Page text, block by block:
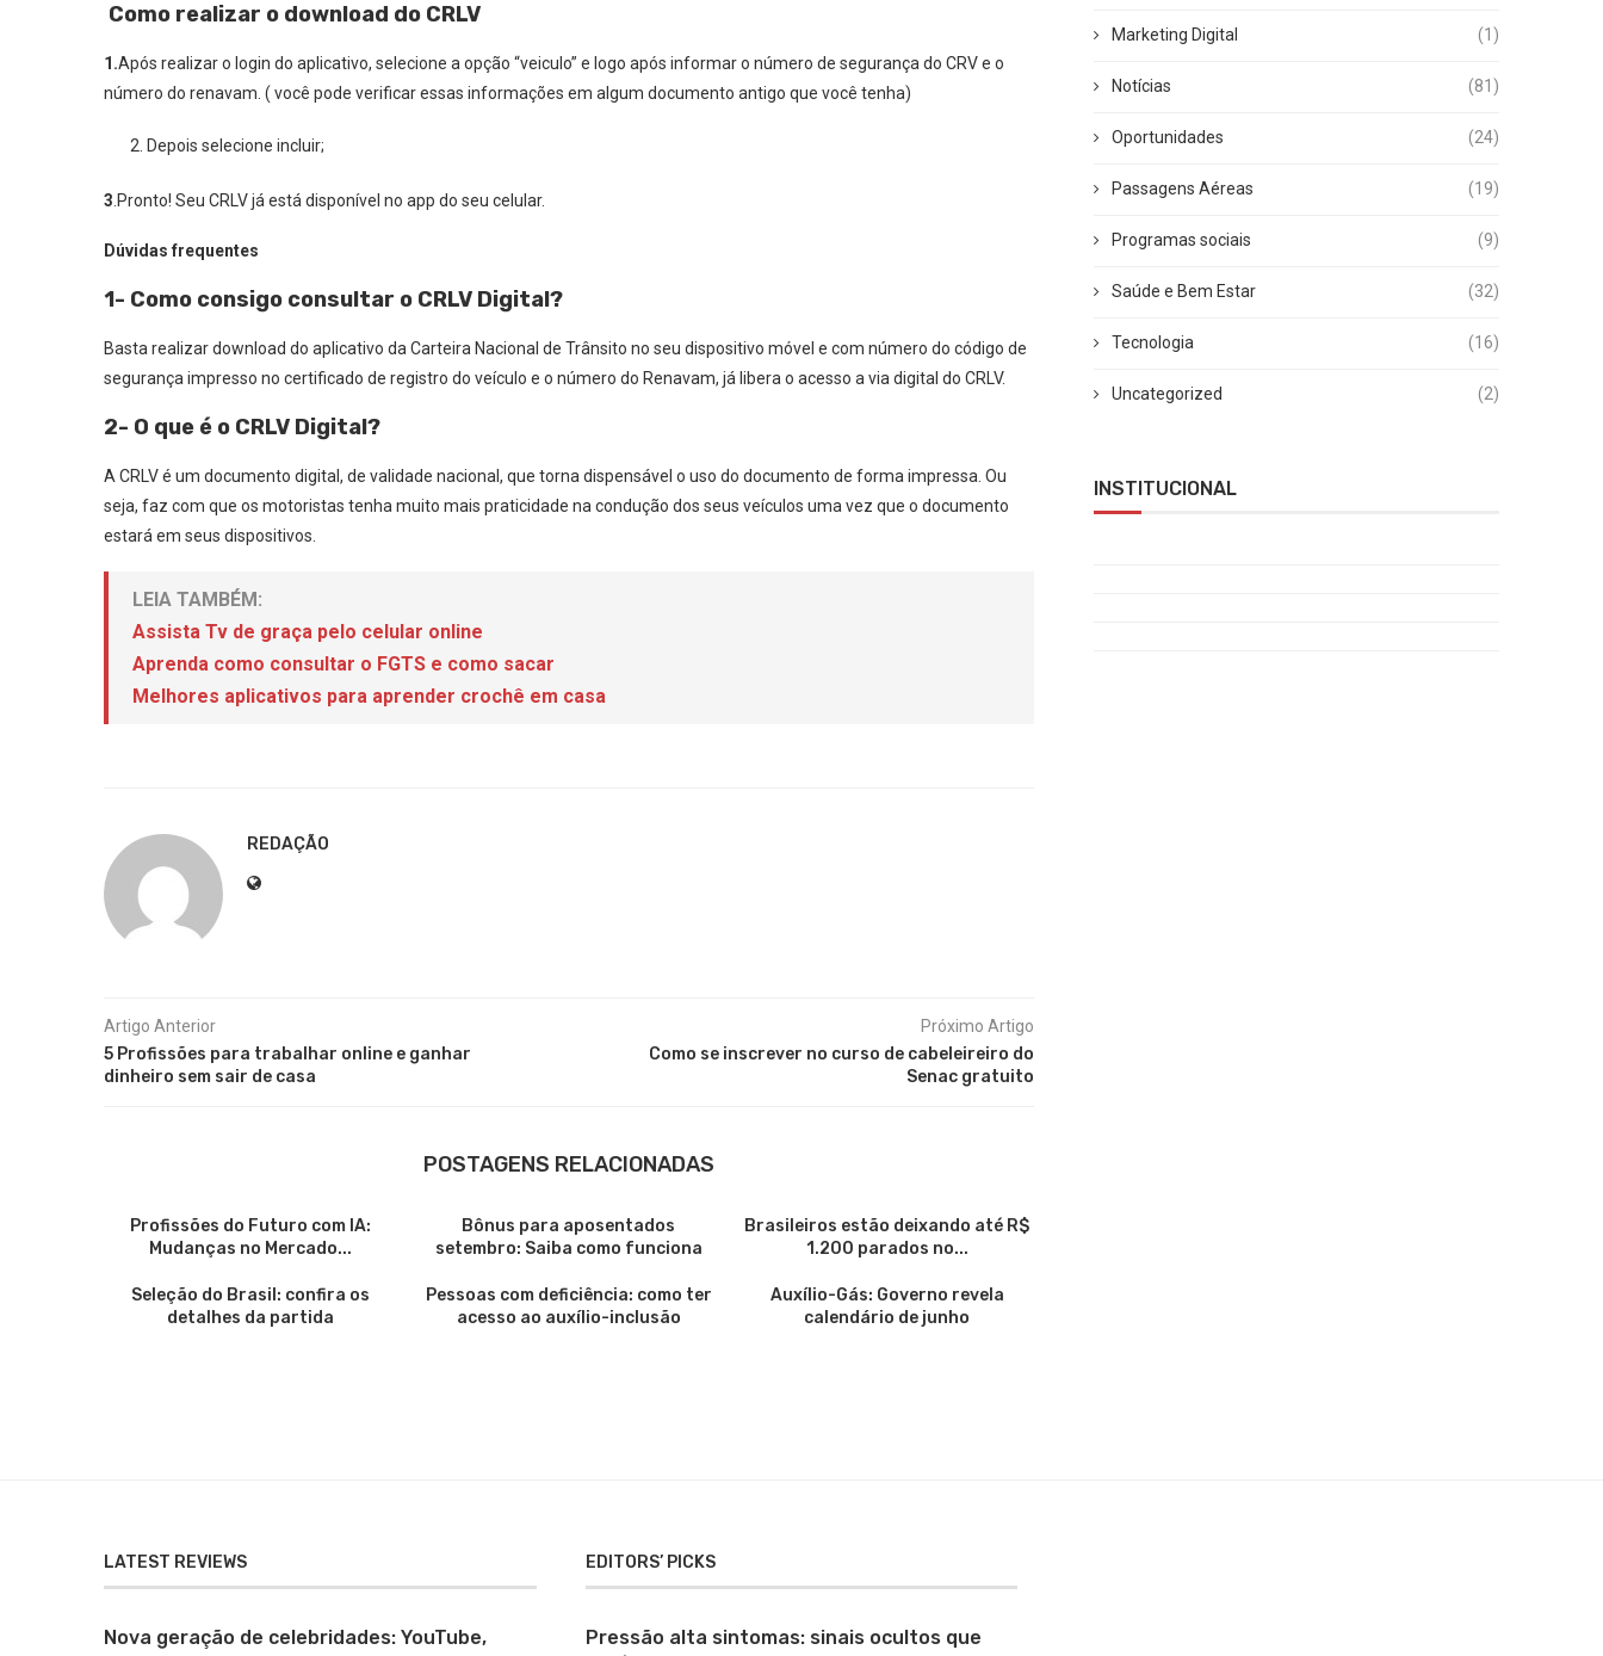
Como realizar o download do CRLV
1.Após realizar o login do aplicativo, selecione a opção “veiculo” e logo após informar o número de segurança do CRV e o
número do renavam. ( você pode verificar essas informações em algum documento antigo que você tenha)
Depois selecione incluir;
3 .Pronto! Seu CRLV já está disponível no app do seu celular.
Dúvidas frequentes
1- Como consigo consultar o CRLV Digital?
Basta realizar download do aplicativo da Carteira Nacional de Trânsito no seu dispositivo móvel e com número do código de
segurança impresso no certificado de registro do veículo e o número do Renavam, já libera o acesso a via digital do CRLV.
2- O que é o CRLV Digital?
A CRLV é um documento digital, de validade nacional, que torna dispensável o uso do documento de forma impressa. Ou
seja, faz com que os motoristas tenha muito mais praticidade na condução dos seus veículos uma vez que o documento
estará em seus dispositivos.
LEIA TAMBÉM:
Assista Tv de graça pelo celular online
Aprenda como consultar o FGTS e como sacar
Melhores aplicativos para aprender crochê em casa
REDAÇÃO
Artigo Anterior
5 Profissões para trabalhar online e ganhar
dinheiro sem sair de casa
Próximo Artigo
Como se inscrever no curso de cabeleireiro do
Senac gratuito
POSTAGENS RELACIONADAS
Profissões do Futuro com IA:
Mudanças no Mercado...
Bônus para aposentados
setembro: Saiba como funciona
Brasileiros estão deixando até R$
1.200 parados no...
Seleção do Brasil: confira os
detalhes da partida
Pessoas com deficiência: como ter
acesso ao auxílio-inclusão
Auxílio-Gás: Governo revela
calendário de junho
Marketing Digital (1)
Notícias (81)
Oportunidades (24)
Passagens Aéreas (19)
Programas sociais (9)
Saúde e Bem Estar (32)
Tecnologia (16)
Uncategorized (2)
INSTITUCIONAL
LATEST REVIEWS
Nova geração de celebridades: YouTube,
EDITORS’ PICKS
Pressão alta sintomas: sinais ocultos que